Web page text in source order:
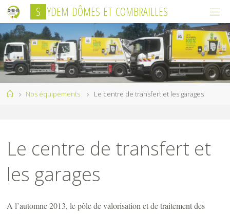
Skip
content
S YDEM DÔMES ET COMBRAIL L ES
HomeNos équipements Le centre de transfert et les garages
Le centre de transfert et
les garages
A l’automne 2013, le pôle de valorisation et de traitement des